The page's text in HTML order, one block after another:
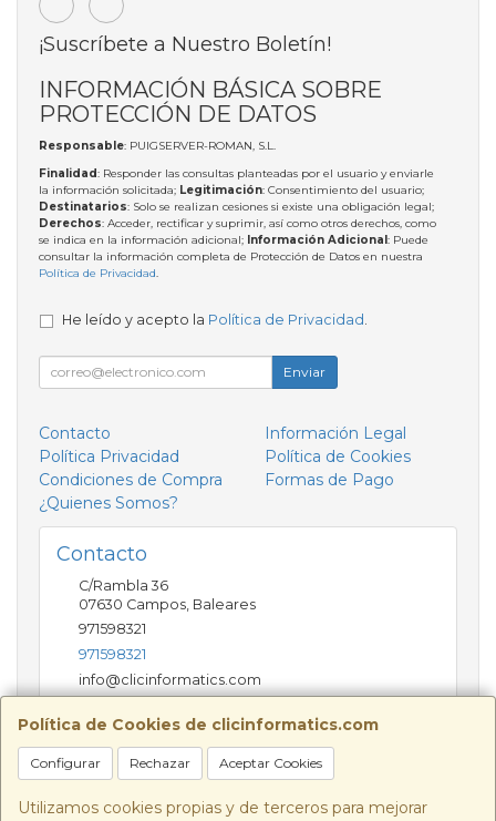
Política de Cookies de clicinformatics.com
Configurar Rechazar Aceptar Cookies
Utilizamos cookies propias y de terceros para mejorar
¡Suscríbete a Nuestro Boletín!
INFORMACIÓN BÁSICA SOBRE
PROTECCIÓN DE DATOS
Responsable: PUIGSERVER-ROMAN, S.L.
Finalidad: Responder las consultas planteadas por el usuario y enviarle
la información solicitada; Legitimación: Consentimiento del usuario;
Destinatarios: Solo se realizan cesiones si existe una obligación legal;
Derechos: Acceder, rectificar y suprimir, así como otros derechos, como
se indica en la información adicional; Información Adicional: Puede
consultar la información completa de Protección de Datos en nuestra
Política de Privacidad.
He leído y acepto la Política de Privacidad
Enviar
Contacto
Información Legal
Política Privacidad
Política de Cookies
Condiciones de Compra
Formas de Pago
¿Quienes Somos?
Contacto
C/Rambla 36
07630 Campos Baleares
971598321
971598321
info@clicinformatics.com
Horario
De lunes a viernes 9:00-13:30/16:00-19:30 Sábados
10:00-13:00